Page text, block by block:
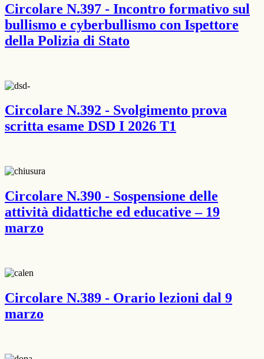
Circolare N.397 - Incontro formativo sul
bullismo e cyberbullismo con Ispettore
della Polizia di Stato
Circolare N.392 - Svolgimento prova
scritta esame DSD I 2026 T1
Circolare N.390 - Sospensione delle
attività didattiche ed educative – 19
marzo
Circolare N.389 - Orario lezioni dal 9
marzo